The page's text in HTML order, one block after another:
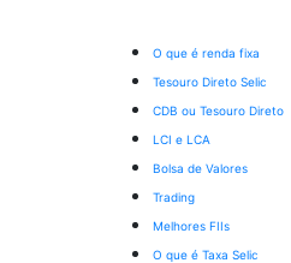
O que é renda fixa
Tesouro Direto Selic
CDB ou Tesouro Direto
LCI e LCA
Bolsa de Valores
Trading
Melhores FIIs
O que é Taxa Selic